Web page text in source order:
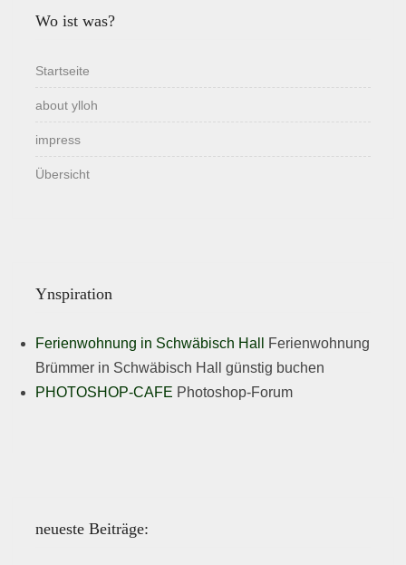
Wo ist was?
Startseite
about ylloh
impress
Übersicht
Ynspiration
Ferienwohnung in Schwäbisch Hall
Ferienwohnung
Brümmer in Schwäbisch Hall günstig buchen
PHOTOSHOP-CAFE Photoshop-Forum
neueste Beiträge: